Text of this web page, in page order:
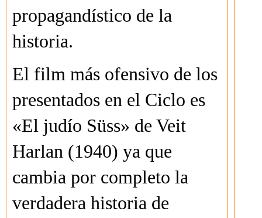
propagandístico de la
historia.
El film más ofensivo de los
presentados en el Ciclo es
«El judío Süss» de Veit
Harlan (1940) ya que
cambia por completo la
verdadera historia de